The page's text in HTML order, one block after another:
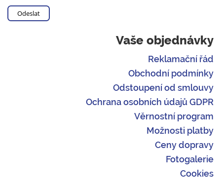
Vaše objednávky
Reklamační řád
Obchodní podmínky
Odstoupení od smlouvy
Ochrana osobních údajů GDPR
Věrnostní program
Možnosti platby
Ceny dopravy
Fotogalerie
Cookies